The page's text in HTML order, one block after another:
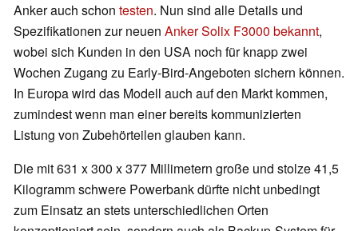
Anker auch schon testen. Nun sind alle Details und
Spezifikationen zur neuen Anker Solix F3000 bekannt,
wobei sich Kunden in den USA noch für knapp zwei
Wochen Zugang zu Early-Bird-Angeboten sichern können.
In Europa wird das Modell auch auf den Markt kommen,
zumindest wenn man einer bereits kommunizierten
Listung von Zubehörteilen glauben kann.
Die mit 631 x 300 x 377 Millimetern große und stolze 41,5
Kilogramm schwere Powerbank dürfte nicht unbedingt
zum Einsatz an stets unterschiedlichen Orten